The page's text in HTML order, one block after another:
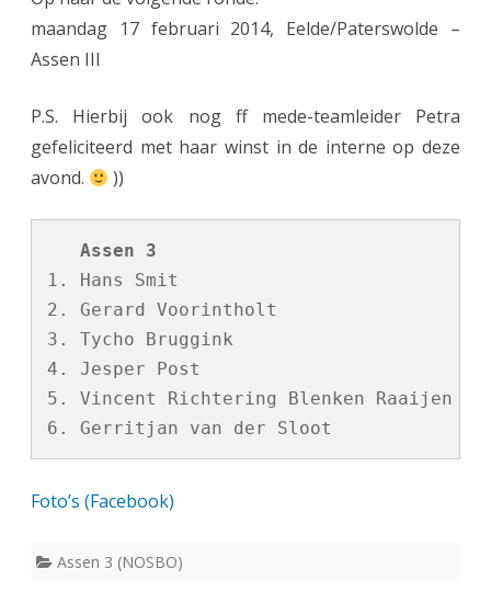
maandag 17 februari 2014, Eelde/Paterswolde –
Assen III
P.S. Hierbij ook nog ff mede-teamleider Petra
gefeliciteerd met haar winst in de interne op deze
avond.
))
Assen 3
1. Hans Smit
2. Gerard Voorintholt
3. Tycho Bruggink
4. Jesper Post                        854
5. Vincent Richtering Blenken Raaijen
Foto’s (Facebook)
Assen 3 (NOSBO)